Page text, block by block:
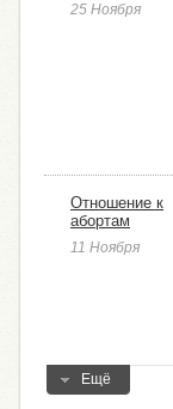
25 Ноября
Отношение к
абортам
11 Ноября
Ещё